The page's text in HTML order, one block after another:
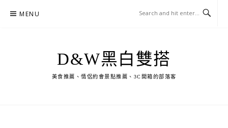
MENU
D&W黑白雙搭
美食推薦、情侶約會景點推薦、3C開箱的部落客